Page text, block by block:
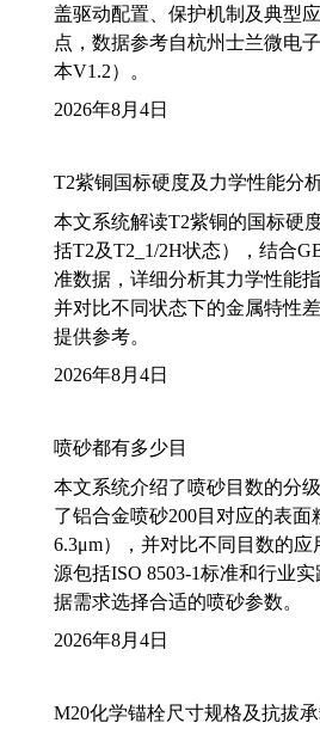
盖驱动配置、保护机制及典型
点，数据参考自杭州士兰微电
本V1.2）。
2026年8月4日
T2紫铜国标硬度及力学性能分
本文系统解读T2紫铜的国标硬
括T2及T2_1/2H状态），结合
准数据，详细分析其力学性能
并对比不同状态下的金属特性
提供参考。
2026年8月4日
喷砂都有多少目
本文系统介绍了喷砂目数的分
了铝合金喷砂200目对应的表面
6.3μm），并对比不同目数的
源包括ISO 8503-1标准和行业
据需求选择合适的喷砂参数。
2026年8月4日
M20化学锚栓尺寸规格及抗拔